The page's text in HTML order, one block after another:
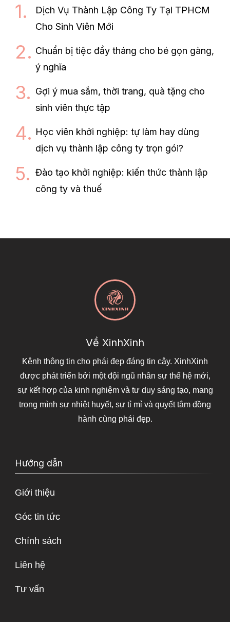
Dịch Vụ Thành Lập Công Ty Tại TPHCM
Cho Sinh Viên Mới
Chuẩn bị tiệc đầy tháng cho bé gọn gàng,
ý nghĩa
Gợi ý mua sắm, thời trang, quà tặng cho
sinh viên thực tập
Học viên khởi nghiệp: tự làm hay dùng
dịch vụ thành lập công ty trọn gói?
Đào tạo khởi nghiệp: kiến thức thành lập
công ty và thuế
Về XinhXinh
Kênh thông tin cho phái đẹp đáng tin cậy. XinhXinh
được phát triển bởi một đội ngũ nhân sự thế hệ mới,
sự kết hợp của kinh nghiệm và tư duy sáng tạo, mang
trong mình sự nhiệt huyết, sự tỉ mỉ và quyết tâm đồng
hành cùng phái đẹp.
Hướng dẫn
Giới thiệu
Góc tin tức
Chính sách
Liên hệ
Tư vấn